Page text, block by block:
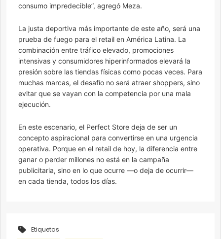
consumo impredecible”, agregó Meza.
La justa deportiva más importante de este año, será una
prueba de fuego para el retail en América Latina. La
combinación entre tráfico elevado, promociones
intensivas y consumidores hiperinformados elevará la
presión sobre las tiendas físicas como pocas veces. Para
muchas marcas, el desafío no será atraer shoppers, sino
evitar que se vayan con la competencia por una mala
ejecución.
En este escenario, el Perfect Store deja de ser un
concepto aspiracional para convertirse en una urgencia
operativa. Porque en el retail de hoy, la diferencia entre
ganar o perder millones no está en la campaña
publicitaria, sino en lo que ocurre —o deja de ocurrir—
en cada tienda, todos los días.
Etiquetas